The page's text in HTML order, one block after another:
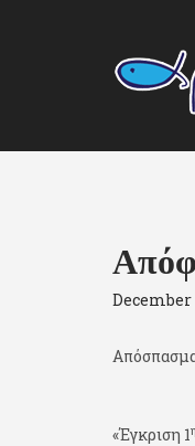
December
«Έγκριση 1